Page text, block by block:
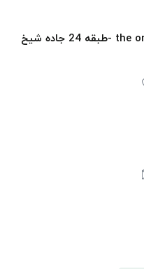
امارات-دبی - the place -برج the one -طبقه 24 جاده شیخ